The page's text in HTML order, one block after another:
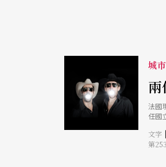
城
法國
任國
文字 |
第